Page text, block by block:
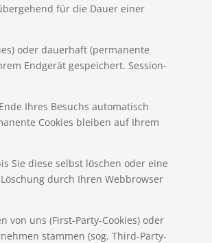
für die Dauer einer
oder dauerhaft (permanente
Endgerät gespeichert. Session-
Ihres Besuchs automatisch
Cookies bleiben auf Ihrem
Sie diese selbst löschen oder eine
durch Ihren Webbrowser
von uns (First-Party-Cookies) oder
stammen (sog. Third-Party-